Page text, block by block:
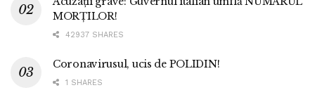
MORȚILOR!
42937 SHARES
Coronavirusul, ucis de POLIDIN!
1 SHARES